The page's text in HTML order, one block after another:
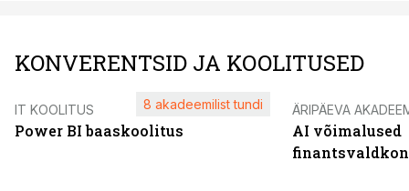
KONVERENTSID JA KOOLITUSED
IT KOOLITUS
Power BI baaskoolitus
8 akadeemilist tundi ÄRIPÄEVA
AI võimalused